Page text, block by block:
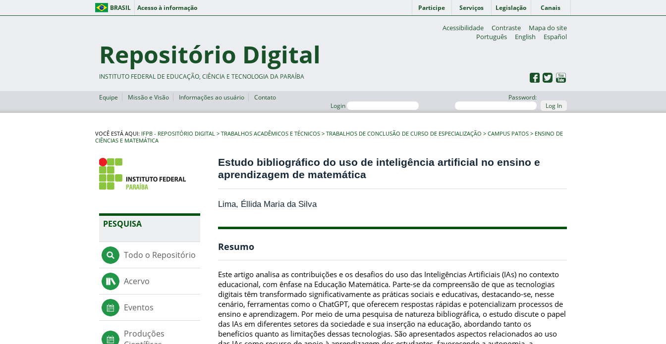
BRASIL Acesso à informação Participe Serviços Legislação Canais
Acessibilidade Contraste
Mapa do site
Português
English Español
Repositório Digital
INSTITUTO FEDERAL DE EDUCAÇÃO, CIÊNCIA E TECNOLOGIA DA PARAÍBA
Equipe Missão e Visão Informações ao usuário
Contato
Login
Password:
Log In
VOCÊ ESTÁ AQUI: IFPB - REPOSITÓRIO DIGITAL TRABALHOS ACADÊMICOS E TÉCNICOS TRABALHOS DE CONCLUSÃO DE CURSO DE ESPECIALIZAÇÃO CAMPUS PATOS
ENSINO DE
CIÊNCIAS E MATEMÁTICA
PESQUISA
Todo o Repositório
Acervo
Eventos
Produções
Estudo bibliográfico do uso de inteligência artificial no ensino e
aprendizagem de matemática
Lima, Éllida Maria da Silva
Resumo
Este artigo analisa as contribuições e os desafios do uso das Inteligências Artificiais (IAs) no contexto
educacional, com ênfase na Educação Matemática. Parte-se da compreensão de que as tecnologias
digitais têm transformado significativamente as práticas sociais e educativas, destacando-se, nesse
cenário, ferramentas como o ChatGPT, que oferecem respostas rápidas e potencializam processos de
ensino e aprendizagem. Por meio de uma pesquisa de natureza bibliográfica, o estudo discute o papel
das IAs em diferentes setores da sociedade e sua inserção na educação, abordando tanto os
benefícios quanto as limitações dessas tecnologias. São apresentados aspectos relacionados ao uso